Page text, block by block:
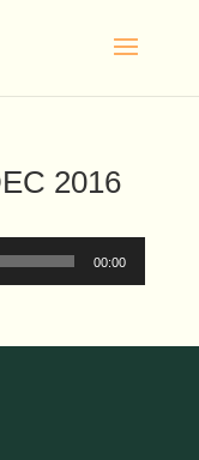
2016
00:00